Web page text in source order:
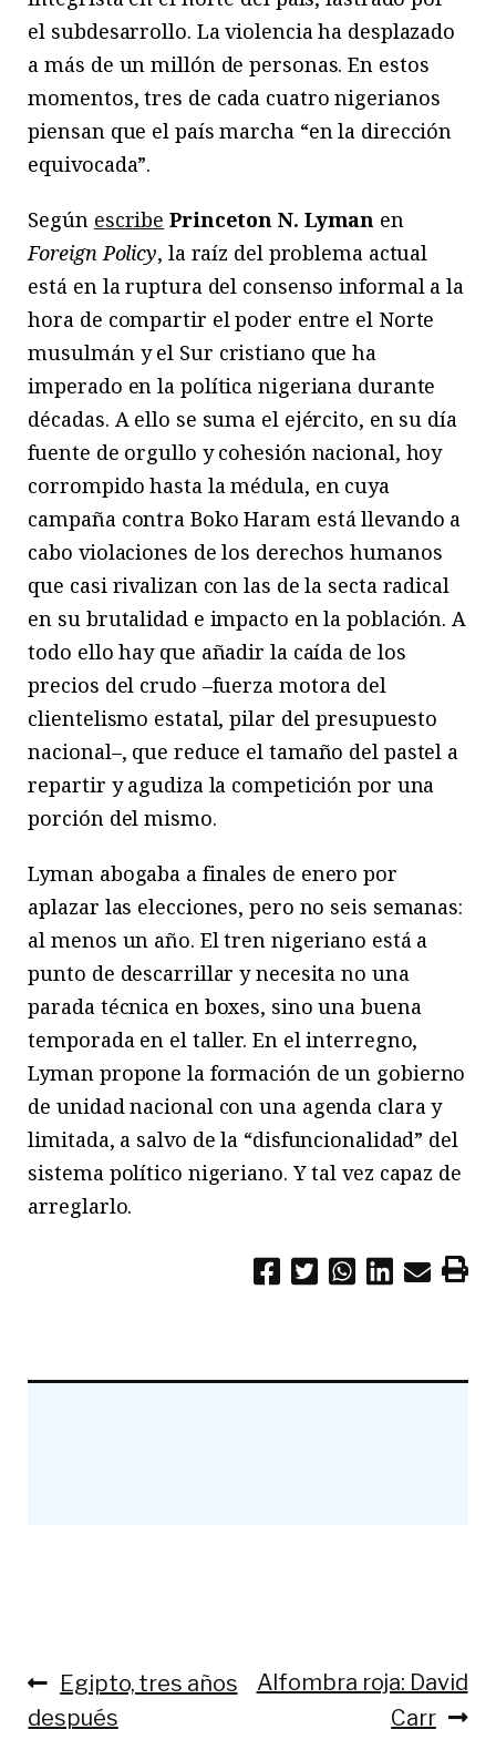
el subdesarrollo. La violencia ha desplazado
a más de un millón de personas. En estos
momentos, tres de cada cuatro nigerianos
piensan que el país marcha “en la dirección
equivocada”.
Según escribe Princeton N. Lyman en
Foreign Policy, la raíz del problema actual
está en la ruptura del consenso informal a la
hora de compartir el poder entre el Norte
musulmán y el Sur cristiano que ha
imperado en la política nigeriana durante
décadas. A ello se suma el ejército, en su día
fuente de orgullo y cohesión nacional, hoy
corrompido hasta la médula, en cuya
campaña contra Boko Haram está llevando a
cabo violaciones de los derechos humanos
que casi rivalizan con las de la secta radical
en su brutalidad e impacto en la población. A
todo ello hay que añadir la caída de los
precios del crudo –fuerza motora del
clientelismo estatal, pilar del presupuesto
nacional–, que reduce el tamaño del pastel a
repartir y agudiza la competición por una
porción del mismo.
Lyman abogaba a finales de enero por
aplazar las elecciones, pero no seis semanas:
al menos un año. El tren nigeriano está a
punto de descarrillar y necesita no una
parada técnica en boxes, sino una buena
temporada en el taller. En el interregno,
Lyman propone la formación de un gobierno
de unidad nacional con una agenda clara y
limitada, a salvo de la “disfuncionalidad” del
sistema político nigeriano. Y tal vez capaz de
arreglarlo.
Navegación
de
Anterior:
Egipto, tres años
después
Siguiente:
Alfombra roja: David
Carr